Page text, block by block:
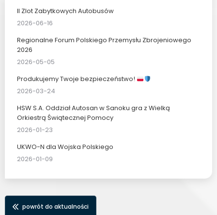
II Zlot Zabytkowych Autobusów
2026-06-16
Regionalne Forum Polskiego Przemysłu Zbrojeniowego
2026
2026-05-05
Produkujemy Twoje bezpieczeństwo!
2026-03-24
HSW S.A. Oddział Autosan w Sanoku gra z Wielką
Orkiestrą Świątecznej Pomocy
2026-01-23
UKWO-N dla Wojska Polskiego
2026-01-09
powrót do aktualności